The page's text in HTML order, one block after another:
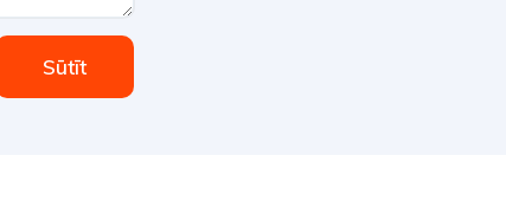
Sūtīt